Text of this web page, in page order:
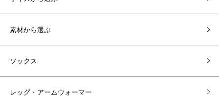
素材から選ぶ
ソックス
レッグ・アームウォーマー